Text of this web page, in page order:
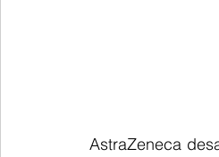
AstraZeneca